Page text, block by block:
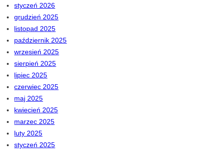
styczeń 2026
grudzień 2025
listopad 2025
październik 2025
wrzesień 2025
sierpień 2025
lipiec 2025
czerwiec 2025
maj 2025
kwiecień 2025
marzec 2025
luty 2025
styczeń 2025